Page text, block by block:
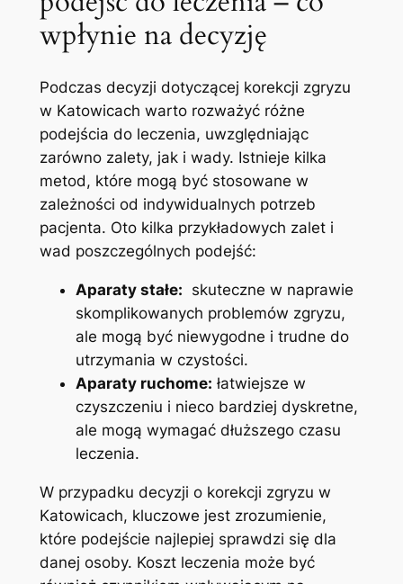
‍wpłynie na decyzję
Podczas ​decyzji dotyczącej ⁢korekcji zgryzu
w Katowicach ‌warto rozważyć różne
podejścia⁣ do leczenia, uwzględniając
zarówno zalety, jak i wady. ‍Istnieje kilka
metod, które mogą być stosowane ​w
‌zależności od indywidualnych potrzeb
pacjenta. Oto kilka przykładowych zalet i
wad​ poszczególnych podejść:
Aparaty‍ stałe: ⁣ skuteczne w naprawie
skomplikowanych​ problemów zgryzu,
ale ‌mogą być niewygodne i trudne do
utrzymania ‍w czystości.
Aparaty ruchome: łatwiejsze w ​
czyszczeniu i ​nieco bardziej dyskretne,
ale​ mogą wymagać dłuższego czasu
leczenia.
W przypadku‌ decyzji o korekcji zgryzu ⁤w
Katowicach, kluczowe jest zrozumienie,
które podejście najlepiej sprawdzi się‍ dla
danej osoby. Koszt leczenia może być